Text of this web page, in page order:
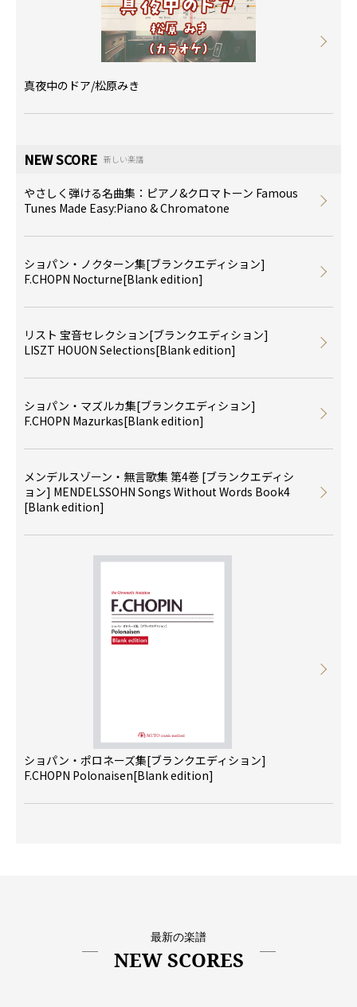
真夜中のドア/松原みき
NEW SCORE 新しい楽譜
やさしく弾ける名曲集：ピアノ&クロマトーン Famous
Tunes Made Easy:Piano & Chromatone
ショパン・ノクターン集[ブランクエディション]
F.CHOPN Nocturne[Blank edition]
リスト 宝音セレクション[ブランクエディション]
LISZT HOUON Selections[Blank edition]
ショパン・マズルカ集[ブランクエディション]
F.CHOPN Mazurkas[Blank edition]
メンデルスゾーン・無言歌集 第4巻 [ブランクエディシ
ョン] MENDELSSOHN Songs Without Words Book4
[Blank edition]
ショパン・ポロネーズ集[ブランクエディション]
F.CHOPN Polonaisen[Blank edition]
最新の楽譜
NEW SCORES